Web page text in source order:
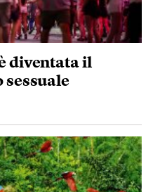
diventata il